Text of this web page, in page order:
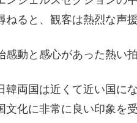
ると、観客は熱烈な声
動と感心があった熱い拍
両国は近くて近い国
化に非常に良い印象